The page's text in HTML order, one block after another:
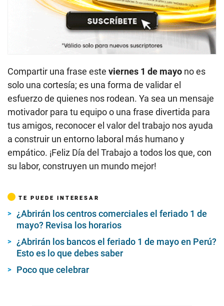
Compartir una frase este viernes 1 de mayo no es
solo una cortesía; es una forma de validar el
esfuerzo de quienes nos rodean. Ya sea un mensaje
motivador para tu equipo o una frase divertida para
tus amigos, reconocer el valor del trabajo nos ayuda
a construir un entorno laboral más humano y
empático. ¡Feliz Día del Trabajo a todos los que, con
su labor, construyen un mundo mejor!
TE PUEDE INTERESAR
¿Abrirán los centros comerciales el feriado 1 de
mayo? Revisa los horarios
¿Abrirán los bancos el feriado 1 de mayo en Perú?
Esto es lo que debes saber
Poco que celebrar